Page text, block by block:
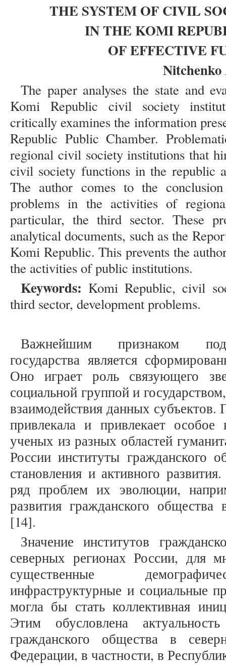
THE SYSTEM OF CIVIL
IN THE KOMI
OF EFFECTIVE
The paper analyses the state and
Komi Republic civil society
critically examines the information
Republic Public Chamber.
regional civil society institutions that
civil society functions in the republic
The author comes to the
problems in the activities of
particular, the third sector. These
analytical documents, such as the
Komi Republic. This prevents the
the activities of public institutions.
Keywords: Komi Republic, civil
third sector, development problems.
Важнейшим признаком
государства является
Оно играет роль связующего
социальной группой и
взаимодействия данных субъектов.
привлекала и привлекает особое
ученых из разных областей
России институты гражданского
становления и активного
ряд проблем их эволюции,
развития гражданского
[14].
Значение институтов
северных регионах России, для
существенные
инфраструктурные и социальные
могла бы стать коллективная
Этим обусловлена
гражданского общества в
Федерации, в частности, в